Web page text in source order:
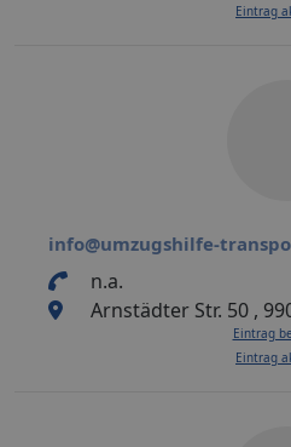
Eintrag
info@umzugshilfe-
n.a.
Arnstädter Str. 50 ,
Eintrag
Eintrag